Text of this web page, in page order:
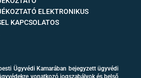
ELEKTRONIKUS
KAPCSOLATOS
Ügyvédi Kamarában bejegyzett ügyvédi
vonatkozó jogszabályok és belső